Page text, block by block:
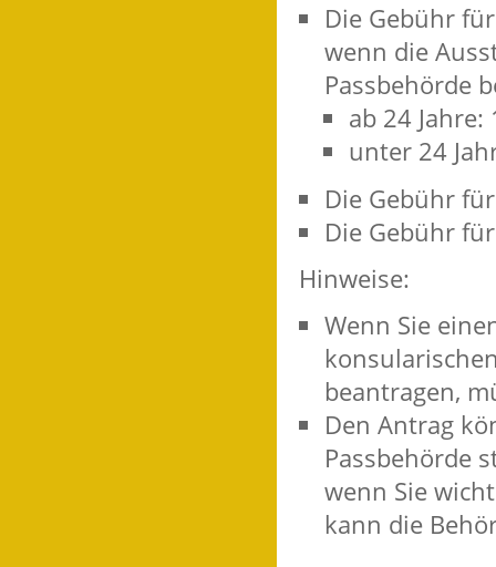
Die Gebühr
wenn die
Passbehörde
ab 24 Jahre:
unter 24
Die Gebühr
Die Gebühr
Hinweise:
Wenn Sie
beantragen,
Den Antrag
Passbehörde
wenn Sie
kann die